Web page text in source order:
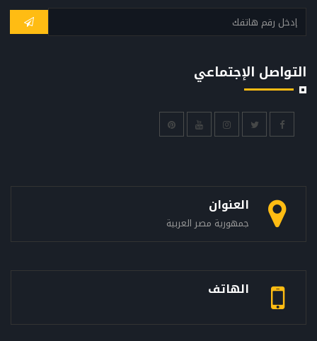
التواصل الإجتماعي
العنوان
جمهورية مصر العربية
الهاتف